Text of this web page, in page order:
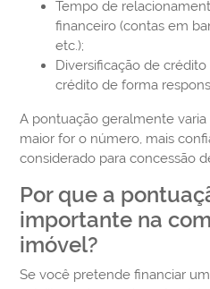
Tempo de
financeiro (contas em
etc.);
Diversificação de
crédito de forma
A pontuação geralmente
maior for o número, mais
considerado para concessão
Por que a
importante na
imóvel?
Se você pretende financiar